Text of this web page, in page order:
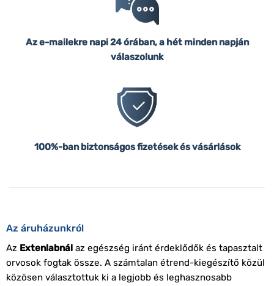
Az e-mailekre napi 24 órában, a hét minden napján
válaszolunk
100%-ban biztonságos fizetések és vásárlások
Az áruházunkról
Az Extenlabnálaz egészség iránt érdeklődők és tapasztalt
orvosok fogtak össze. A számtalan étrend-kiegészítő közül
közösen választottuk ki a legjobb és leghasznosabb